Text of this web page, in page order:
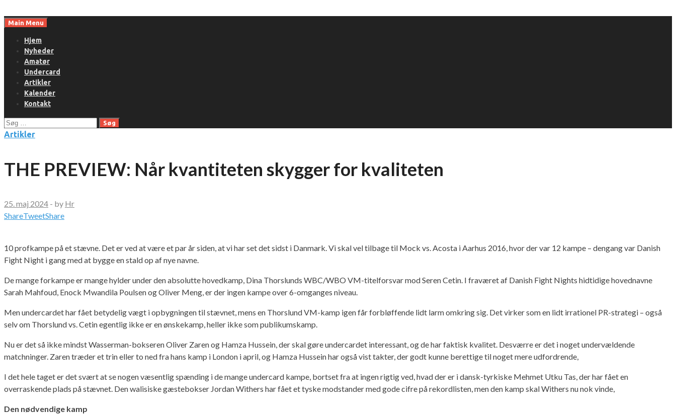
toMain Menu
Hjem
Nyheder
Amatør
Undercard
Artikler
Kalender
Kontakt
Søg
efter:
Artikler
THE PREVIEW: Når kvantiteten skygger for kvaliteten
25. maj 2024 - by Hr
ShareTweetShare
10 profkampe på et stævne. Det er ved at være et par år siden, at vi har set det sidst i Danmark. Vi skal vel tilbage til Mock vs. Acosta i Aarhus 2016, hvor der var 12 kampe – dengang var Danish
Fight Night i gang med at bygge en stald op af nye navne.
De mange forkampe er mange hylder under den absolutte hovedkamp, Dina Thorslunds WBC/WBO VM-titelforsvar mod Seren Cetin. I fraværet af Danish Fight Nights hidtidige hovednavne
Sarah Mahfoud, Enock Mwandila Poulsen og Oliver Meng, er der ingen kampe over 6-omganges niveau.
Men undercardet har fået betydelig vægt i opbygningen til stævnet, mens en Thorslund VM-kamp igen får forbløffende lidt larm omkring sig. Det virker som en lidt irrationel PR-strategi – også
selv om Thorslund vs. Cetin egentlig ikke er en ønskekamp, heller ikke som publikumskamp.
Nu er det så ikke mindst Wasserman-bokseren Oliver Zaren og Hamza Hussein, der skal gøre undercardet interessant, og de har faktisk kvalitet. Desværre er det i noget undervældende
matchninger. Zaren træder et trin eller to ned fra hans kamp i London i april, og Hamza Hussein har også vist takter, der godt kunne berettige til noget mere udfordrende,
I det hele taget er det svært at se nogen væsentlig spænding i de mange undercard kampe, bortset fra at ingen rigtig ved, hvad der er i dansk-tyrkiske Mehmet Utku Tas, der har fået en
overraskende plads på stævnet. Den walisiske gæstebokser Jordan Withers har fået et tyske modstander med gode cifre på rekordlisten, men den kamp skal Withers nu nok vinde,
Den nødvendige kamp